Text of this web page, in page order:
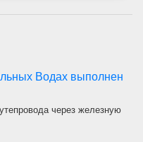
Водах выполнен
через железную